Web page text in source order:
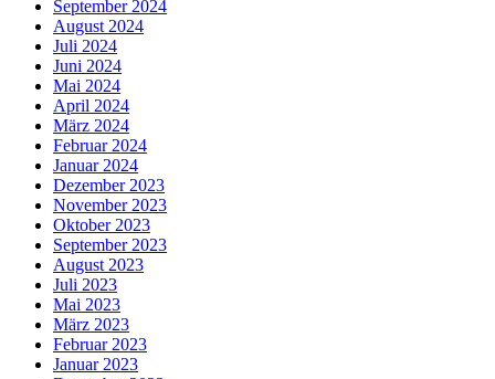
September 2024
August 2024
Juli 2024
Juni 2024
Mai 2024
April 2024
März 2024
Februar 2024
Januar 2024
Dezember 2023
November 2023
Oktober 2023
September 2023
August 2023
Juli 2023
Mai 2023
März 2023
Februar 2023
Januar 2023